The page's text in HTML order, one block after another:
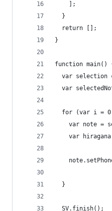
    ];
  }
  return [];
}
function main()
var selection
var
for (var i =
var note =
var
  }
  SV.finish();